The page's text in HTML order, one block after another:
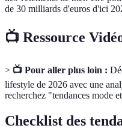
de 30 milliards d'euros d'ici
📺 Ressource
> 📺 Pour aller plus loin :
lifestyle de 2026 avec une
recherchez "tendances mode
Checklist des